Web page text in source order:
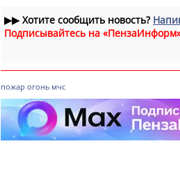
▶▶Хотите сообщить новость?
Подписывайтесь на
пожар огонь мчс